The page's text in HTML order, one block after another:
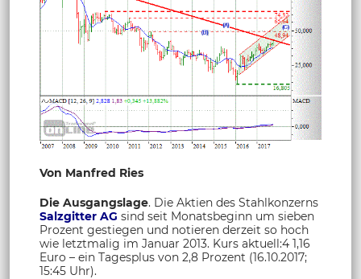
Von Manfred Ries
Die Ausgangslage. Die Aktien des Stahlkonzerns
Salzgitter AG sind seit Monatsbeginn um sieben
Prozent gestiegen und notieren derzeit so hoch
wie letztmalig im Januar 2013. Kurs aktuell:4 1,16
Euro – ein Tagesplus von 2,8 Prozent (16.10.2017;
15:45 Uhr).